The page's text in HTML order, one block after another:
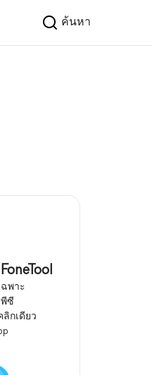
ค้นหา
ฉพาะ
พีซี
ลิกเดียว